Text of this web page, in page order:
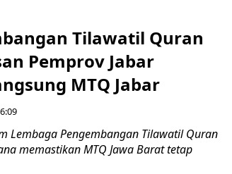
Tilawatil Quran
Pemprov Jabar
MTQ Jabar
Lembaga Pengembangan Tilawatil Quran
memastikan MTQ Jawa Barat tetap